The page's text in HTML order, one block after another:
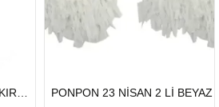
PONPON 23 NİSAN 2 Lİ KIRMIZI
HIZLI
GÖNDERİ
PONPON 23 NİSAN 2 Lİ BEYAZ